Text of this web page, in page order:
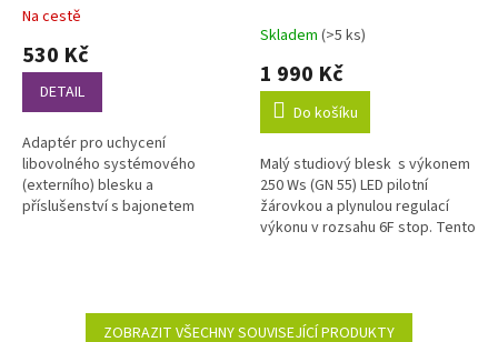
Průměrné
hodnocení
produktu
4,0
5
hvězdiček.
Na cestě
530 Kč
DETAIL
Adaptér pro uchycení
libovolného systémového
(externího) blesku a
příslušenství s bajonetem
Skladem (>5 ks)
1 990 Kč
Do košíku
Malý studiový blesk s výkonem
250 Ws (GN 55) LED pilotní
žárovkou a plynulou regulací
výkonu v rozsahu 6F stop. Tento
ZOBRAZIT VŠECHNY SOUVISEJÍCÍ PRODUKTY